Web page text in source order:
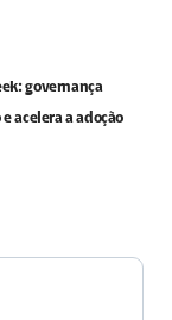
governança
acelera a adoção